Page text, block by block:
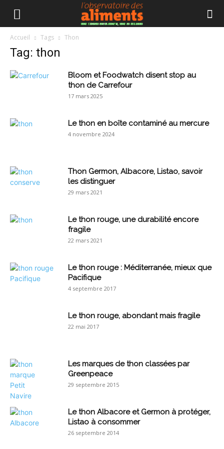
Accueil Tags Thon
Tag: thon
Bloom et Foodwatch disent stop au
thon de Carrefour
17 mars 2025
Le thon en boîte contaminé au mercure
4 novembre 2024
Thon Germon, Albacore, Listao, savoir
les distinguer
29 mars 2021
Le thon rouge, une durabilité encore
fragile
22 mars 2021
Le thon rouge : Méditerranée, mieux que
Pacifique
4 septembre 2017
Le thon rouge, abondant mais fragile
22 mai 2017
Les marques de thon classées par
Greenpeace
29 septembre 2015
Le thon Albacore et Germon à protéger,
Listao à consommer
26 septembre 2014